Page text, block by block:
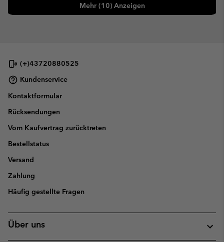
Mehr (10) Anzeigen
(+)43720880525
Kundenservice
Kontaktformular
Rücksendungen
Vom Kaufvertrag zurücktreten
Bestellstatus
Versand
Zahlung
Häufig gestellte Fragen
Über uns